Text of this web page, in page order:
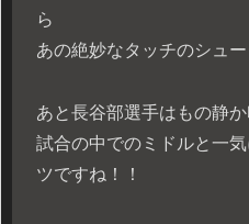
ら
あの絶妙なタッチのシュ
あと長谷部選手はもの静か
試合の中でのミドルと一
ツですね！！